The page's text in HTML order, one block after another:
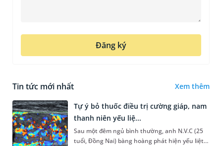
Đăng ký
Tin tức mới nhất Xem thêm
Tự ý bỏ thuốc điều trị cường giáp, nam
thanh niên yếu liệ...
Sau một đêm ngủ bình thường, anh N.V.C (25
tuổi, Đồng Nai) bàng hoàng phát hiện yếu liệt 2